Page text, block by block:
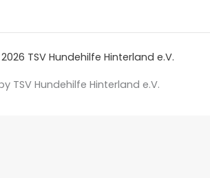
TSV Hundehilfe Hinterland e.V.
TSV Hundehilfe Hinterland e.V.